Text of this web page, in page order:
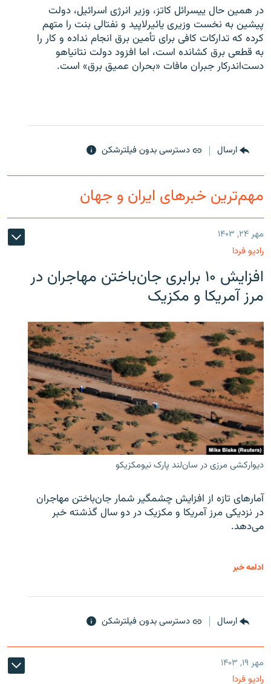
در همین حال ییسرائل کاتز، وزیر انرژی اسرائیل، دولت
پیشین به نخست ‌وزیری یائیرلاپید و نفتالی بنت را متهم
کرده که تدارکات کافی برای تأمین برق انجام نداده و کار را
به قطعی برق کشانده است، اما افزود دولت نتانیاهو
دست‌اندرکار جبران مافات «بحران عمیق برق» است.
ارسال دسترسی بدون فیلترشکن
مهم‌ترین خبرهای ایران و جهان
مهر ۲۴, ۱۴۰۳
رادیو فردا
افزایش ۱۰ برابری جان‌باختن مهاجران در
مرز آمریکا و مکزیک
دیوارکشی مرزی در سان‌لند پارک نیومکزیکو
آمارهای تازه از افزایش چشمگیر شمار جان‌باختن مهاجران
در نزدیکی مرز آمریکا و مکزیک در دو سال گذشته خبر
می‌دهد.
ادامه خبر
ارسال دسترسی بدون فیلترشکن
مهر ۱۹, ۱۴۰۳
رادیو فردا